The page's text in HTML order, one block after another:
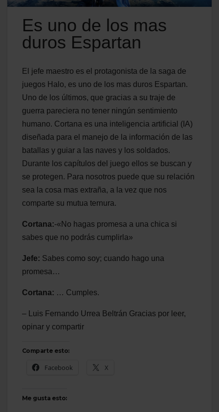
Es uno de los mas
duros Espartan
El jefe maestro es el protagonista de la saga de
juegos Halo, es uno de los mas duros Espartan.
Uno de los últimos, que gracias a su traje de
guerra pareciera no tener ningún sentimiento
humano. Cortana es una inteligencia artificial (IA)
diseñada para el manejo de la información de las
batallas y guiar a las naves y los soldados.
Durante los capítulos del juego ellos se buscan y
se protegen. Para nosotros puede que su relación
sea la cosa mas extraña, a la vez que nos
comparte su mutua ternura.
Cortana:-«No hagas promesa a una chica si
sabes que no podrás cumplirla»
Jefe: Sabes como soy; cuando hago una
promesa…
Cortana: … Cumples.
– Luis Fernando Urrea Beltrán Gracias por leer,
opinar y compartir
Comparte esto:
Facebook X
Me gusta esto: